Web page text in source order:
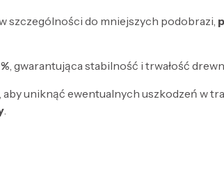
szczególności do mniejszych podobrazi,
, gwarantująca stabilność i trwałość
, aby uniknąć ewentualnych uszkodzeń w
.